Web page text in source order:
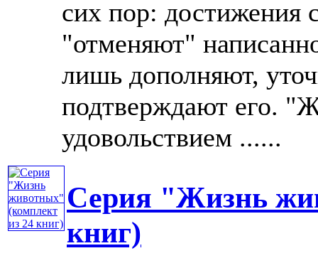
сих пор: достижения
"отменяют"
лишь дополняют,
подтверждают его.
удовольствием ......
Серия "Жизнь
книг)